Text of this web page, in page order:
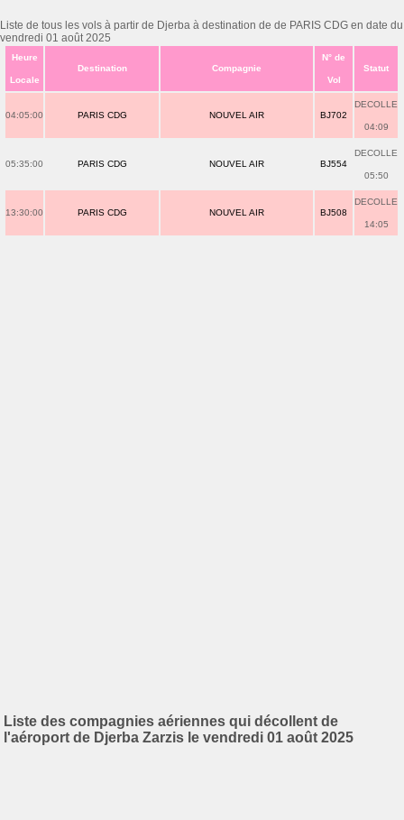
Liste de tous les vols à partir de Djerba à destination de de PARIS CDG en date du
vendredi 01 août 2025
Heure
Locale
Destination Compagnie
N° de
Vol
Statut
04:05:00 PARIS CDG NOUVEL AIR BJ702
DECOLLE
04:09
05:35:00 PARIS CDG NOUVEL AIR BJ554
DECOLLE
05:50
13:30:00 PARIS CDG NOUVEL AIR BJ508
DECOLLE
14:05
Liste des compagnies aériennes qui décollent de
l'aéroport de Djerba Zarzis le vendredi 01 août 2025